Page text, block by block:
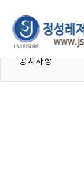
공지사항